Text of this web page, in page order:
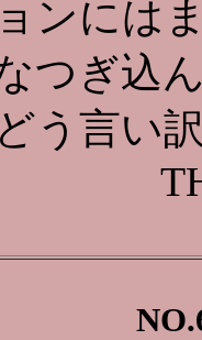
ンには
つぎ込
どう言い